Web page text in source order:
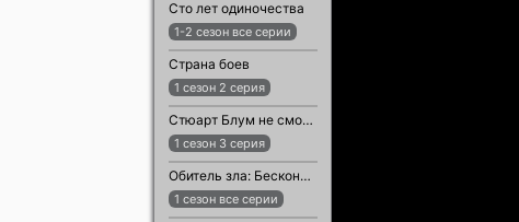
Сто лет одиночества
1-2 сезон все серии
Страна боев
1 сезон 2 серия
Стюарт Блум не смог спасти вселенную
1 сезон 3 серия
Обитель зла: Бесконечная тьма
1 сезон все серии